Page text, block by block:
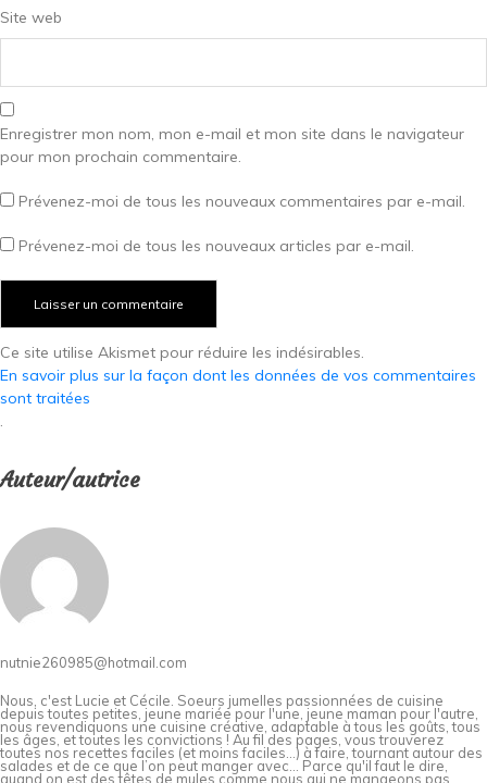
Site web
Enregistrer mon nom, mon e-mail et mon site dans le navigateur
pour mon prochain commentaire.
Prévenez-moi de tous les nouveaux commentaires par e-mail.
Prévenez-moi de tous les nouveaux articles par e-mail.
Ce site utilise Akismet pour réduire les indésirables.
En savoir plus sur la façon dont les données de vos commentaires
sont traitées
.
Auteur/autrice
nutnie260985@hotmail.com
Nous, c'est Lucie et Cécile. Soeurs jumelles passionnées de cuisine
depuis toutes petites, jeune mariée pour l'une, jeune maman pour l'autre,
nous revendiquons une cuisine créative, adaptable à tous les goûts, tous
les âges, et toutes les convictions ! Au fil des pages, vous trouverez
toutes nos recettes faciles (et moins faciles…) à faire, tournant autour des
salades et de ce que l’on peut manger avec… Parce qu'il faut le dire,
quand on est des têtes de mules comme nous qui ne mangeons pas